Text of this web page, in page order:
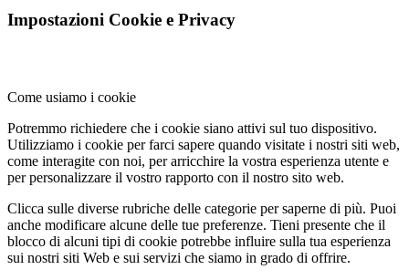
Impostazioni Cookie e Privacy
Come usiamo i cookie
Potremmo richiedere che i cookie siano attivi sul tuo dispositivo.
Utilizziamo i cookie per farci sapere quando visitate i nostri siti web,
come interagite con noi, per arricchire la vostra esperienza utente e
per personalizzare il vostro rapporto con il nostro sito web.
Clicca sulle diverse rubriche delle categorie per saperne di più. Puoi
anche modificare alcune delle tue preferenze. Tieni presente che il
blocco di alcuni tipi di cookie potrebbe influire sulla tua esperienza
sui nostri siti Web e sui servizi che siamo in grado di offrire.